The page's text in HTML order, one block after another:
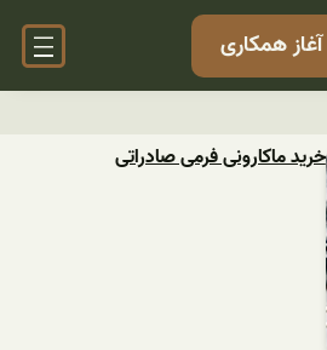
آغاز همکاری
خرید ماکارونی فرمی صادراتی